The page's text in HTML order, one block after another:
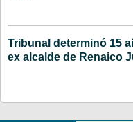
Tribunal determinó 15
ex alcalde de Renaico